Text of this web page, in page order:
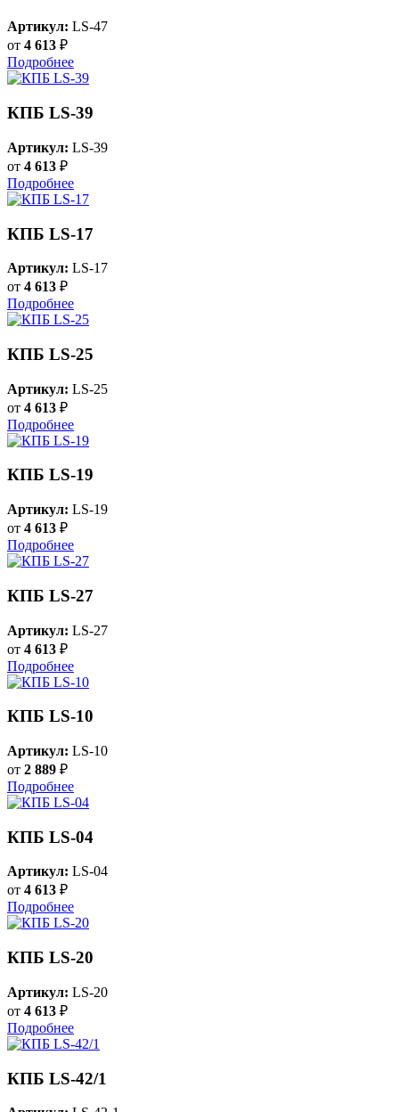
Артикул: LS-47
от 4 613 ₽
Подробнее
КПБ LS-39
Артикул: LS-39
от 4 613 ₽
Подробнее
КПБ LS-17
Артикул: LS-17
от 4 613 ₽
Подробнее
КПБ LS-25
Артикул: LS-25
от 4 613 ₽
Подробнее
КПБ LS-19
Артикул: LS-19
от 4 613 ₽
Подробнее
КПБ LS-27
Артикул: LS-27
от 4 613 ₽
Подробнее
КПБ LS-10
Артикул: LS-10
от 2 889 ₽
Подробнее
КПБ LS-04
Артикул: LS-04
от 4 613 ₽
Подробнее
КПБ LS-20
Артикул: LS-20
от 4 613 ₽
Подробнее
КПБ LS-42/1